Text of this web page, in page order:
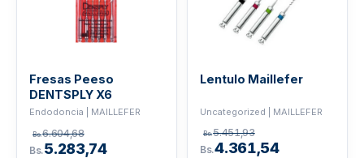
Fresas Peeso
DENTSPLY X6
Endodoncia | MAILLEFER
Bs.6.604,68
Bs.5.283,74
Lentulo Maillefer
Uncategorized | MAILLEFER
Bs.5.451,93
Bs.4.361,54